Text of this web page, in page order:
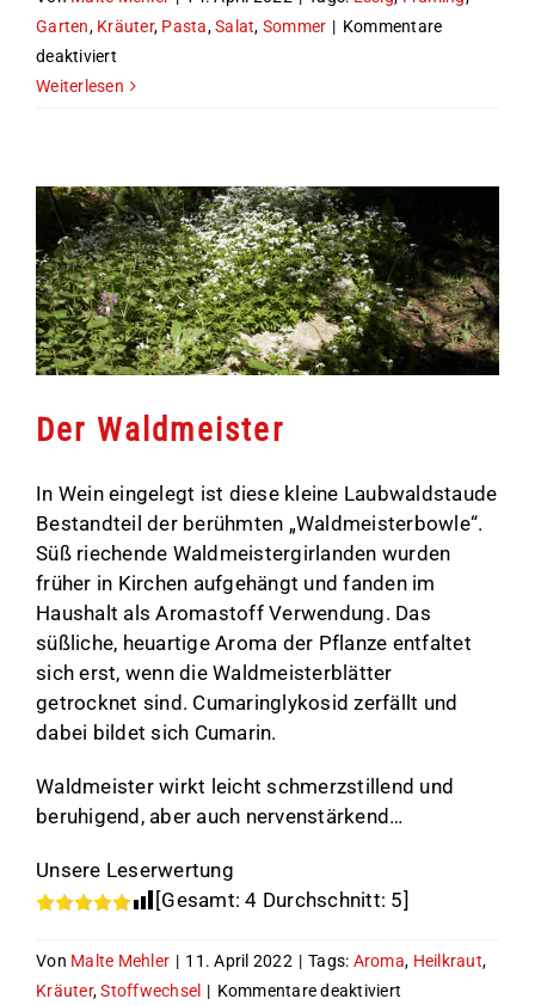
Garten, Kräuter, Pasta,Salat, Sommer | Kommentare
deaktiviertfür
Der
Weiterlesen
Der Waldmeister
In Wein eingelegt ist diese kleine Laubwaldstaude
Bestandteil der berühmten „Waldmeisterbowle“.
Süß riechende Waldmeistergirlanden wurden
früher in Kirchen aufgehängt und fanden im
Haushalt als Aromastoff Verwendung. Das
süßliche, heuartige Aroma der Pflanze entfaltet
sich erst, wenn die Waldmeisterblätter
getrocknet sind. Cumaringlykosid zerfällt und
dabei bildet sich Cumarin.
Waldmeister wirkt leicht schmerzstillend und
beruhigend, aber auch nervenstärkend…
Unsere Leserwertung
[Gesamt:4 Durchschnitt: 5]
Von Malte Mehler | 11. April 2022 | Tags: Aroma, Heilkraut,
Kräuter,Stoffwechsel | Kommentare deaktiviert